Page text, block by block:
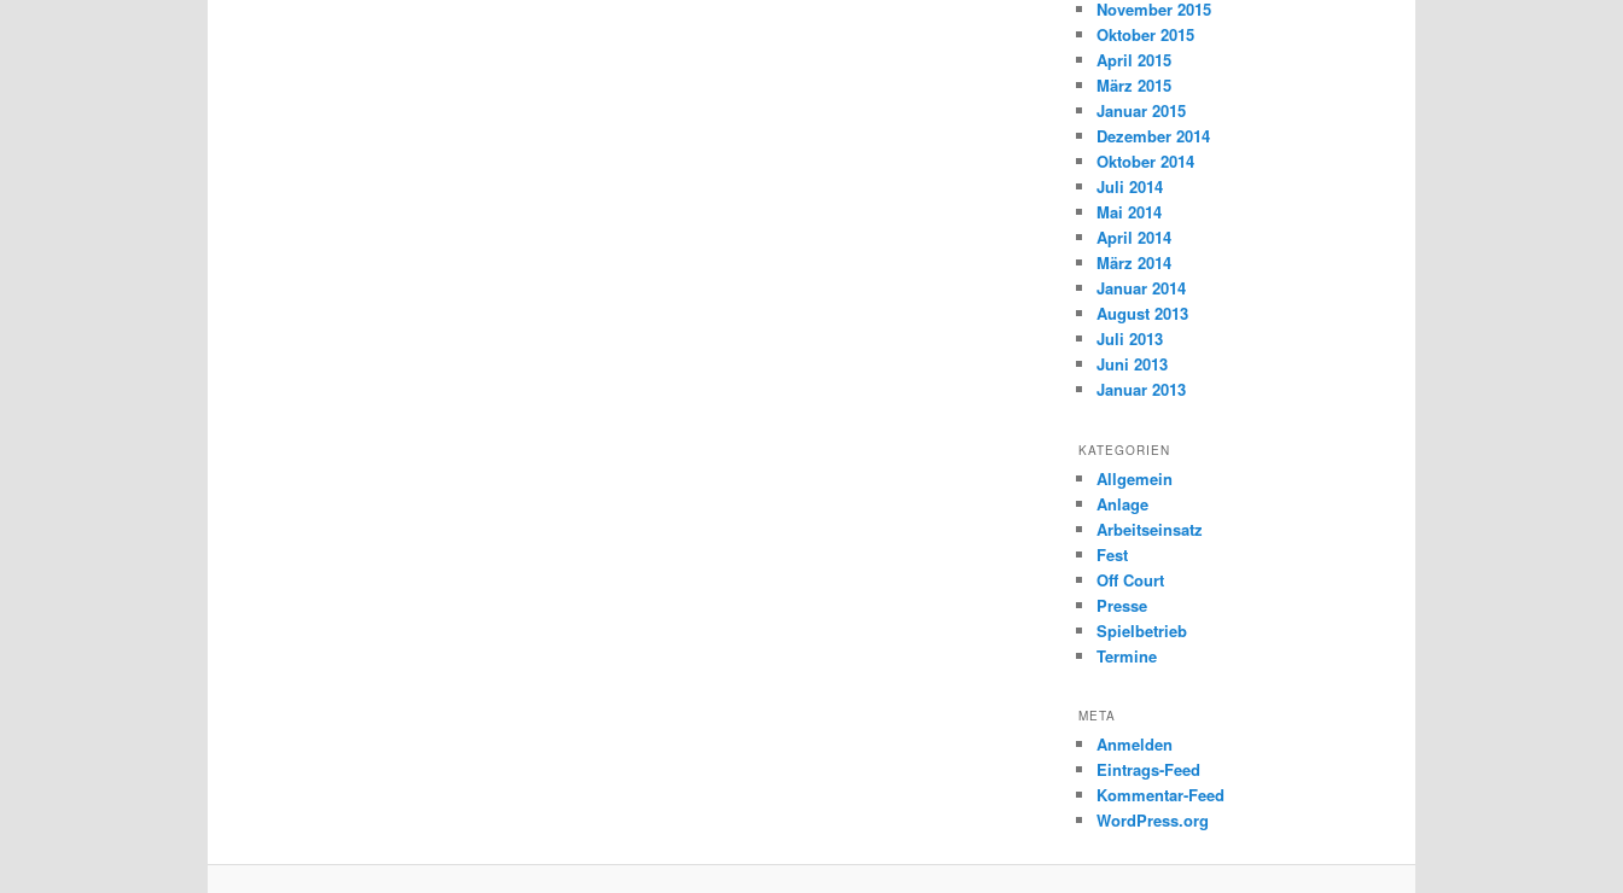
November 2015
Oktober 2015
April 2015
März 2015
Januar 2015
Dezember 2014
Oktober 2014
Juli 2014
Mai 2014
April 2014
März 2014
Januar 2014
August 2013
Juli 2013
Juni 2013
Januar 2013
KATEGORIEN
Allgemein
Anlage
Arbeitseinsatz
Fest
Off Court
Presse
Spielbetrieb
Termine
META
Anmelden
Eintrags-Feed
Kommentar-Feed
WordPress.org